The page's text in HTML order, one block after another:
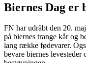
Biernes Dag er
FN har udråbt den 20.
på biernes trange kår og
lang række fødevarer.
bevare biernes